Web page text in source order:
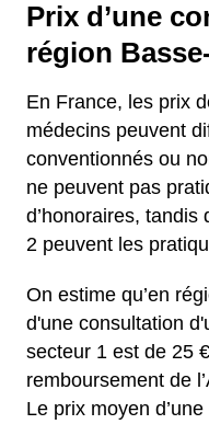
Prix d’une
région
En France, les prix
médecins peuvent
conventionnés ou
ne peuvent pas
d’honoraires,
2 peuvent les
On estime qu’en
d'une consultation
secteur 1 est de 25
remboursement de
Le prix moyen